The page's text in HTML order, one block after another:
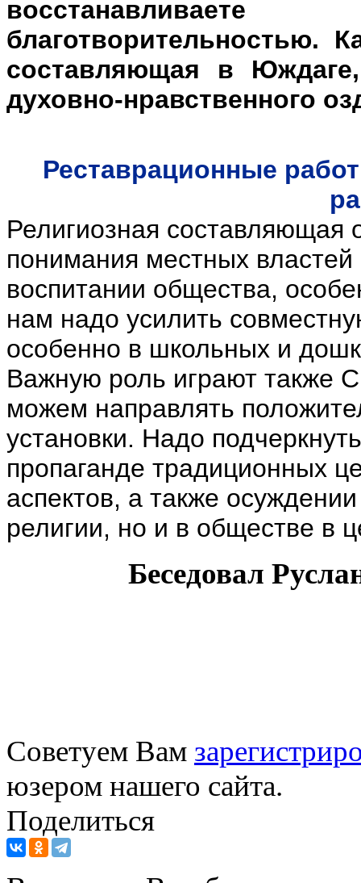
благотворительностью.
составляющая в
духовно-нравственного
Реставрационные
Религиозная составляющая
понимания местных
воспитании общества,
нам надо усилить
особенно в школьных и
Важную роль играют также
можем направлять
установки. Надо
пропаганде традиционных
аспектов, а также
религии, но и в обществе в
Беседовал
Советуем Вам
юзером нашего сайта.
Поделиться